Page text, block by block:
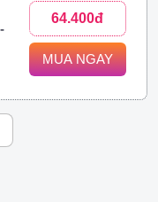
64.400đ
MUA NGAY